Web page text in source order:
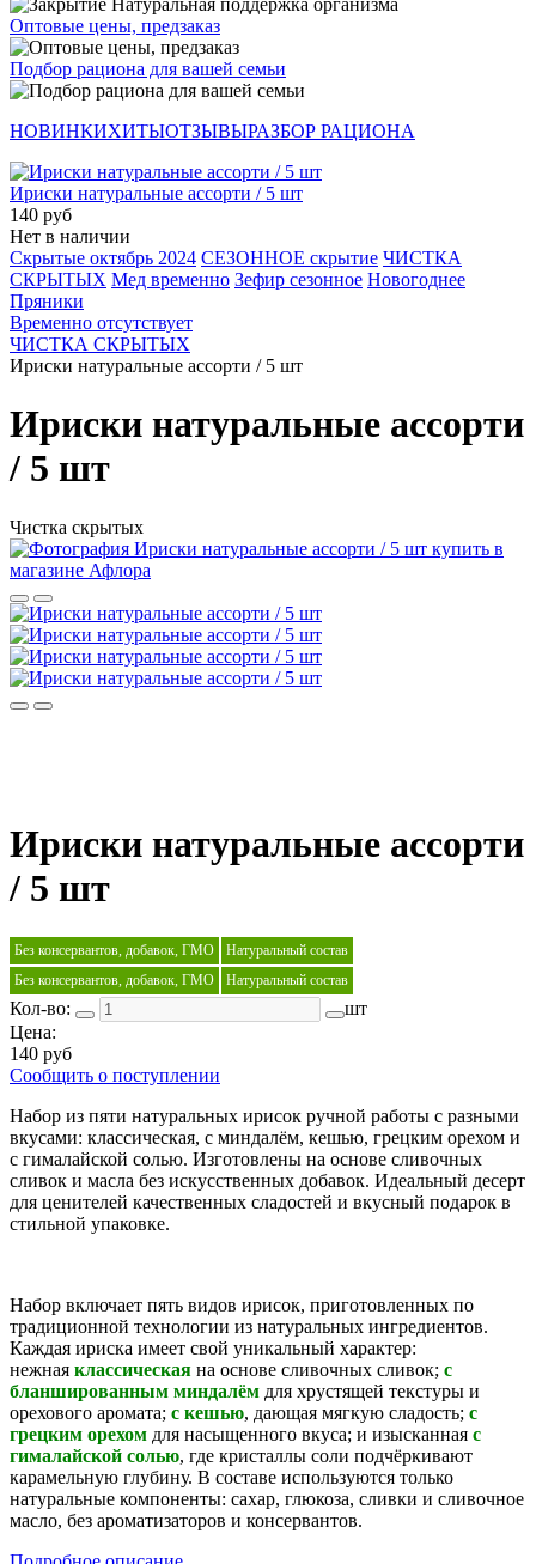
Оптовые цены, предзаказ
Подбор рациона для вашей семьи
НОВИНКИХИТЫОТЗЫВЫРАЗБОР РАЦИОНА
Ириски натуральные ассорти / 5 шт
140 руб
Нет в наличии
Скрытые октябрь 2024 СЕЗОННОЕ скрытие ЧИСТКА
СКРЫТЫХ Мед временно Зефир сезонное Новогоднее
Пряники
Временно отсутствует
ЧИСТКА СКРЫТЫХ
Ириски натуральные ассорти / 5 шт
Ириски натуральные ассорти
/ 5 шт
Чистка скрытых
Ириски натуральные ассорти
/ 5 шт
Без консервантов, добавок, ГМО
Натуральный состав
Без консервантов, добавок, ГМО
Натуральный состав
Кол-во:
шт
Цена:
140 руб
Сообщить о поступлении
Набор из пяти натуральных ирисок ручной работы с разными
вкусами: классическая, с миндалём, кешью, грецким орехом и
с гималайской солью. Изготовлены на основе сливочных
сливок и масла без искусственных добавок. Идеальный десерт
для ценителей качественных сладостей и вкусный подарок в
стильной упаковке.
Набор включает пять видов ирисок, приготовленных по
традиционной технологии из натуральных ингредиентов.
Каждая ириска имеет свой уникальный характер:
нежная классическая на основе сливочных сливок; с
бланшированным миндалём для хрустящей текстуры и
орехового аромата; с кешью, дающая мягкую сладость; с
грецким орехом для насыщенного вкуса; и изысканная с
гималайской солью, где кристаллы соли подчёркивают
карамельную глубину. В составе используются только
натуральные компоненты: сахар, глюкоза, сливки и сливочное
масло, без ароматизаторов и консервантов.